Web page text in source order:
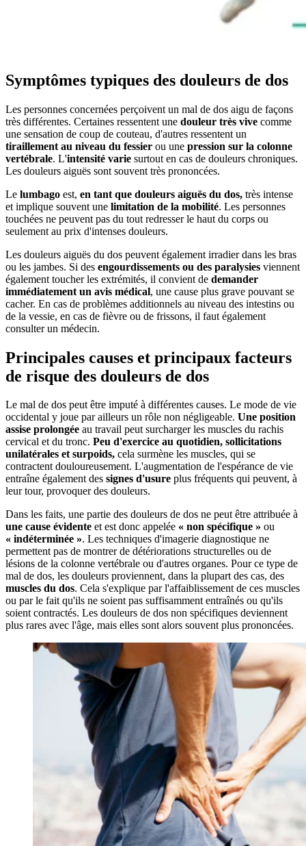
Symptômes typiques des douleurs de dos
Les personnes concernées perçoivent un mal de dos aigu de façons
très différentes. Certaines ressentent une douleur très vive comme
une sensation de coup de couteau, d'autres ressentent un
tiraillement au niveau du fessier ou une pression sur la colonne
vertébrale. L'intensité varie surtout en cas de douleurs chroniques.
Les douleurs aiguës sont souvent très prononcées.
Le lumbago est, en tant que douleurs aiguës du dos, très intense
et implique souvent une limitation de la mobilité. Les personnes
touchées ne peuvent pas du tout redresser le haut du corps ou
seulement au prix d'intenses douleurs.
Les douleurs aiguës du dos peuvent également irradier dans les bras
ou les jambes. Si des engourdissements ou des paralysies viennent
également toucher les extrémités, il convient de demander
immédiatement un avis médical, une cause plus grave pouvant se
cacher. En cas de problèmes additionnels au niveau des intestins ou
de la vessie, en cas de fièvre ou de frissons, il faut également
consulter un médecin.
Principales causes et principaux facteurs
de risque des douleurs de dos
Le mal de dos peut être imputé à différentes causes. Le mode de vie
occidental y joue par ailleurs un rôle non négligeable. Une position
assise prolongée au travail peut surcharger les muscles du rachis
cervical et du tronc. Peu d'exercice au quotidien, sollicitations
unilatérales et surpoids, cela surmène les muscles, qui se
contractent douloureusement. L'augmentation de l'espérance de vie
entraîne également des signes d'usure plus fréquents qui peuvent, à
leur tour, provoquer des douleurs.
Dans les faits, une partie des douleurs de dos ne peut être attribuée à
une cause évidente et est donc appelée « non spécifique » ou
« indéterminée ». Les techniques d'imagerie diagnostique ne
permettent pas de montrer de détériorations structurelles ou de
lésions de la colonne vertébrale ou d'autres organes. Pour ce type de
mal de dos, les douleurs proviennent, dans la plupart des cas, des
muscles du dos. Cela s'explique par l'affaiblissement de ces muscles
ou par le fait qu'ils ne soient pas suffisamment entraînés ou qu'ils
soient contractés. Les douleurs de dos non spécifiques deviennent
plus rares avec l'âge, mais elles sont alors souvent plus prononcées.